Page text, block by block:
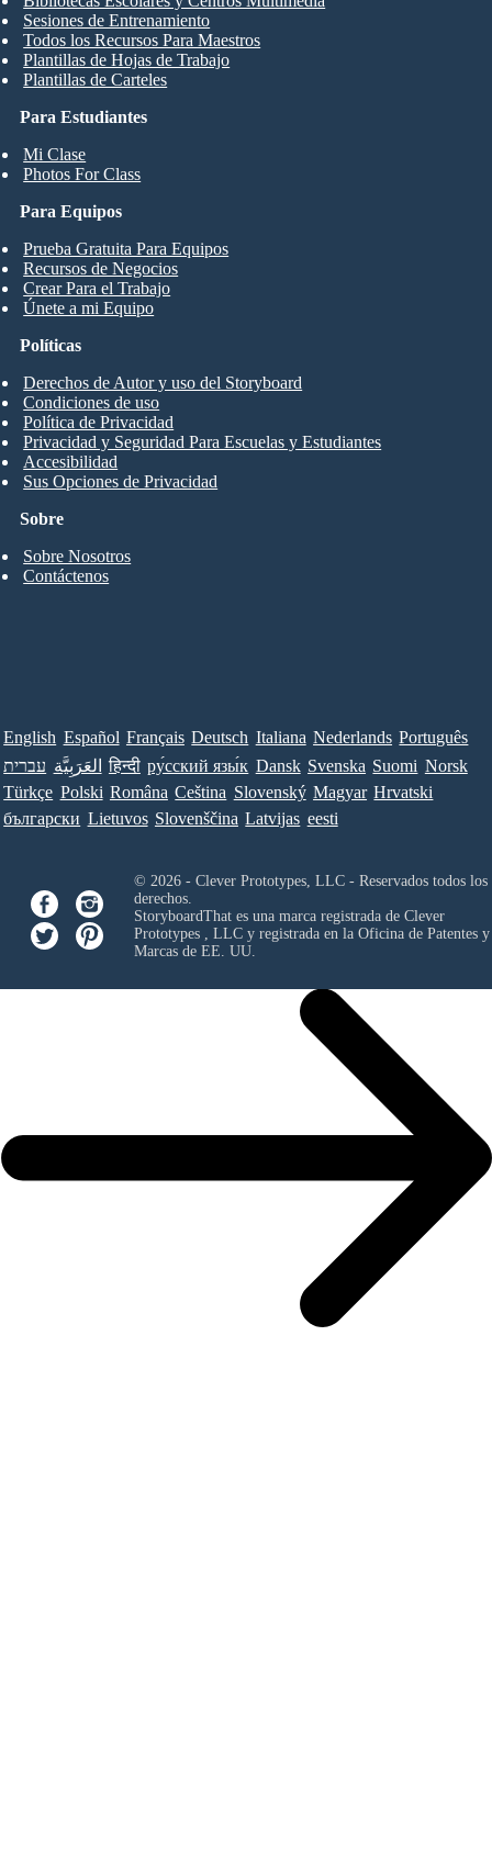
Para Estudiantes
Mi Clase
Photos For Class
Sesiones de Entrenamiento
Todos los Recursos Para Maestros
Plantillas de Hojas de Trabajo
Plantillas de Carteles
Para Equipos
Prueba Gratuita Para Equipos
Recursos de Negocios
Crear Para el Trabajo
Únete a mi Equipo
Sobre
Sobre Nosotros
Contáctenos
Políticas
Derechos de Autor y uso del Storyboard
Condiciones de uso
Política de Privacidad
Privacidad y Seguridad Para Escuelas y Estudiantes
Accesibilidad
Sus Opciones de Privacidad
English Español Français Deutsch Italiana Nederlands Português
עברית العَرَبِيَّة हिन्दी ру́сский язы́к Dansk Svenska Suomi Norsk
Türkçe Polski Româna Ceština Slovenský Magyar Hrvatski
български Lietuvos Slovenščina Latvijas eesti
© 2026 - Clever Prototypes, LLC - Reservados todos los
derechos.
StoryboardThat es una marca registrada de Clever
Prototypes , LLCy registrada en la Oficina de Patentes y
Marcas de EE. UU.